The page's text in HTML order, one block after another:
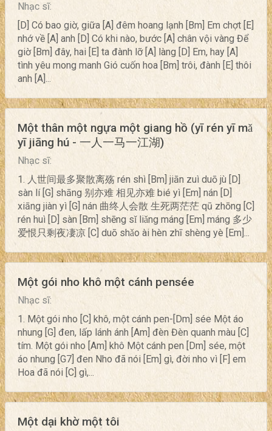
Nhạc sĩ:
[D] Có bao giờ, giữa [A] đêm hoang lạnh [Bm] Em chợt [E]
nhớ về [A] anh [D] Có khi nào, bước [A] chân vội vàng Để
giờ [Bm] đây, hai [E] ta đành lỡ [A] làng [D] Em, hay [A]
tình yêu mong manh Gió cuốn hoa [Bm] trôi, đành [E] thôi
anh [A]...
Một thân một ngựa một giang hồ (yī rén yī mǎ
yī jiāng hú - 一人一马一江湖)
Nhạc sĩ:
1. 人世间最多聚散离殇 rén shì [Bm] jiān zuì duō jù [D]
sàn lí [G] shāng 别亦难 相见亦难 bié yì [Em] nán [D]
xiāng jiàn yì [G] nán 曲终人会散 生死两茫茫 qū zhōng [C]
rén huì [D] sàn [Bm] shēng sǐ liǎng máng [Em] máng 多少
爱恨只剩夜凄凉 [C] duō shǎo ài hèn zhī shèng yè [Em]...
Một gói nho khô một cánh pensée
Nhạc sĩ:
1. Một gói nho [C] khô, một cánh pen-[Dm] sée Một áo
nhung [G] đen, lấp lánh ánh [Am] đèn Đèn quanh màu [C]
tím. Một gói nho [Am] khô Một cánh pen [Dm] sée, một
áo nhung [G7] đen Nho đã nói [Em] gì, đời nho vì [F] em
Hoa đã nói [C] gì,...
Một dại khờ một tôi